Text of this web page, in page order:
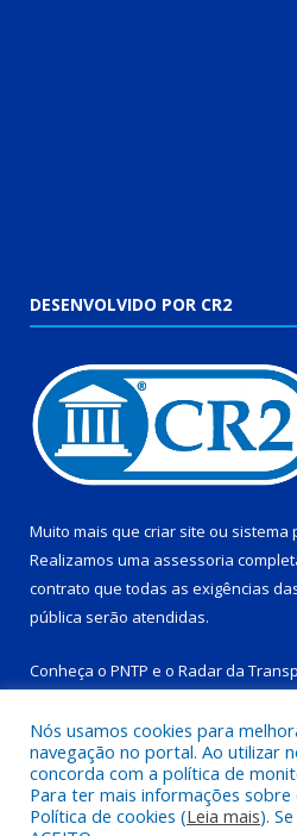
DESENVOLVIDO POR CR2
Muito mais que criar site ou sistema
Realizamos uma assessoria
contrato que todas as exigências
pública serão atendidas.
Conheça o PNTP e o Radar da
Todos os direitos reservados a
PA.
Nós usamos cookies para
navegação no portal. Ao utilizar
concorda com a política de
Para ter mais informações
Política de cookies (Leia mais).